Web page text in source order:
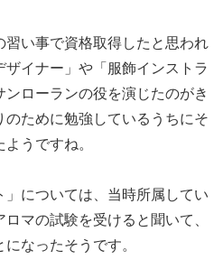
い事で資格取得したと思われ
ザイナー」や「服飾インストラ
ローランの役を演じたのがき
のために勉強しているうちにそ
うですね。
」については、当時所属してい
マの試験を受けると聞いて、
なったそうです。